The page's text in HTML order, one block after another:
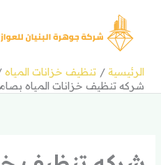
المحتوى
الرئيسية
تنظيف خزانات المياه
شركه تنظيف خزانات المياه